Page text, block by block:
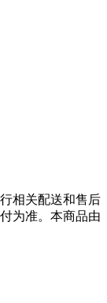
相关配送和售后
为准。本商品由